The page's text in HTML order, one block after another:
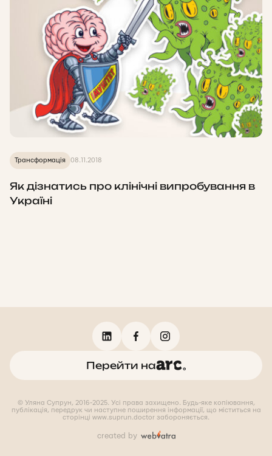
Трансформація 08.11.2018
Як дізнатись про клінічні випробування в
Україні
Перейти на
© Уляна Супрун, 2016-2025. Усі права захищено. Будь-яке копіювання,
публікація, передрук чи наступне поширення інформації, що міститься на
сторінці www.suprun.doctor забороняється.
created by